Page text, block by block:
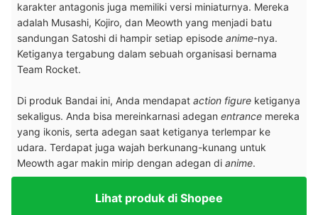
karakter antagonis juga memiliki versi miniaturnya. Mereka
adalah Musashi, Kojiro, dan Meowth yang menjadi batu
sandungan Satoshi di hampir setiap episode anime-nya.
Ketiganya tergabung dalam sebuah organisasi bernama
Team Rocket.
Di produk Bandai ini, Anda mendapat action figure ketiganya
sekaligus. Anda bisa mereinkarnasi adegan entrance mereka
yang ikonis, serta adegan saat ketiganya terlempar ke
udara. Terdapat juga wajah berkunang-kunang untuk
Meowth agar makin mirip dengan adegan di anime.
Lihat produk di Shopee